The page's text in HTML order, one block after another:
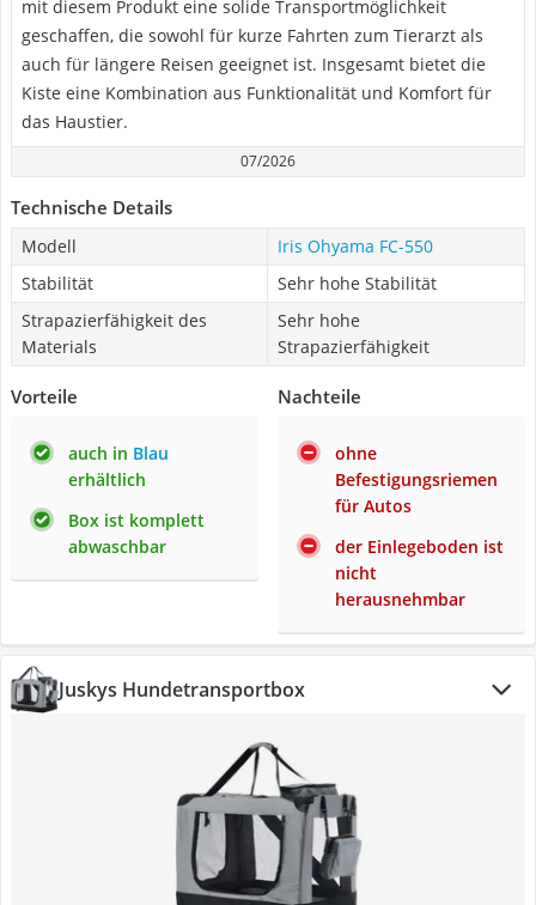
mit diesem Produkt eine solide Transportmöglichkeit
geschaffen, die sowohl für kurze Fahrten zum Tierarzt als
auch für längere Reisen geeignet ist. Insgesamt bietet die
Kiste eine Kombination aus Funktionalität und Komfort für
das Haustier.
07/2026
Technische Details
Modell
Iris Ohyama FC-550
Stabilität
Sehr hohe Stabilität
Strapazierfähigkeit des
Materials
Sehr hohe
Strapazierfähigkeit
Vorteile
auch in Blau
erhältlich
Box ist komplett
abwaschbar
Nachteile
ohne
Befestigungsriemen
für Autos
der Einlegeboden ist
nicht
herausnehmbar
Juskys Hundetransportbox